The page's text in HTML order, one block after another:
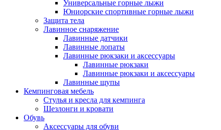
Универсальные горные лыжи
Юниорские спортивные горные лыжи
Защита тела
Лавинное снаряжение
Лавинные датчики
Лавинные лопаты
Лавинные рюкзаки и аксессуары
Лавинные рюкзаки
Лавинные рюкзаки и аксессуары
Лавинные щупы
Кемпинговая мебель
Стулья и кресла для кемпинга
Шезлонги и кровати
Обувь
Аксессуары для обуви